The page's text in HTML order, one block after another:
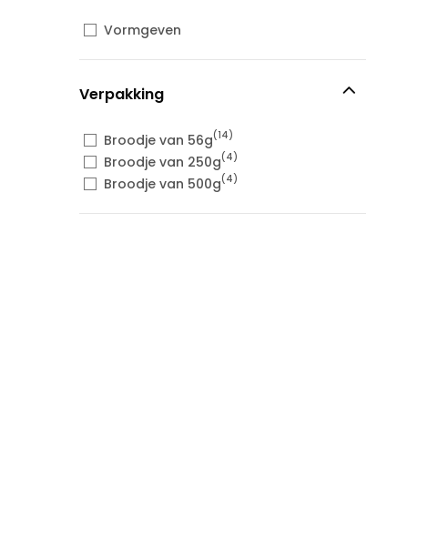
Vormgeven
Verpakking
Broodje van 56g(14)
Broodje van 250g(4)
Broodje van 500g(4)